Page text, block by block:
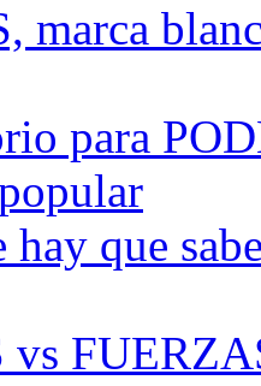
marca
para
hay que
vs